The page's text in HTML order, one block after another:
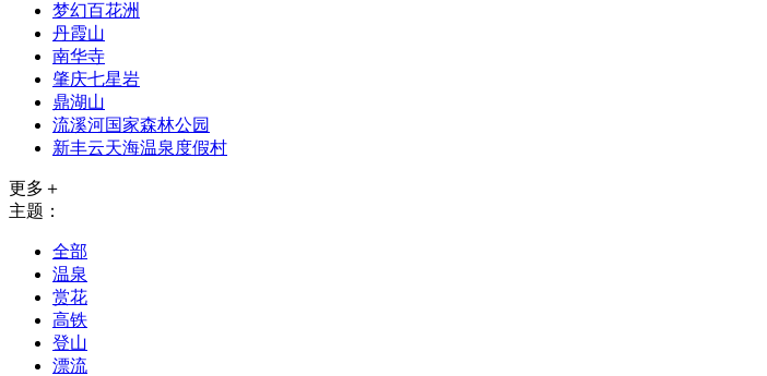
梦幻百花洲
丹霞山
南华寺
肇庆七星岩
鼎湖山
流溪河国家森林公园
新丰云天海温泉度假村
更多＋
主题：
全部
温泉
赏花
高铁
登山
漂流